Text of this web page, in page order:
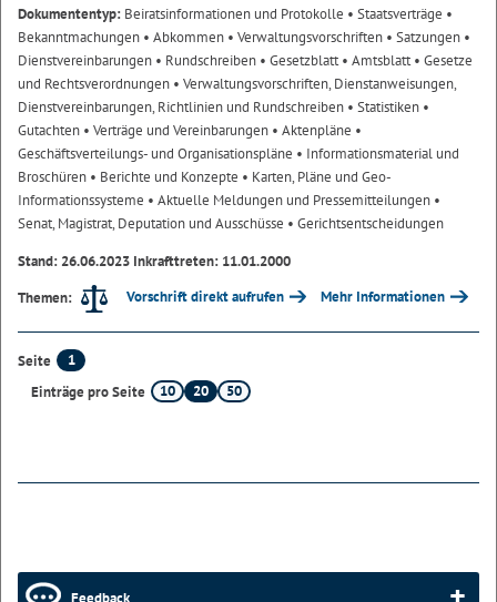
Dokumententyp: Beiratsinformationen und Protokolle • Staatsverträge •
Bekanntmachungen • Abkommen • Verwaltungsvorschriften • Satzungen •
Dienstvereinbarungen • Rundschreiben • Gesetzblatt• Amtsblatt• Gesetze
und Rechtsverordnungen • Verwaltungsvorschriften, Dienstanweisungen,
Dienstvereinbarungen, Richtlinien und Rundschreiben • Statistiken •
Gutachten • Verträge und Vereinbarungen • Aktenpläne •
Geschäftsverteilungs- und Organisationspläne • Informationsmaterial und
Broschüren • Berichte und Konzepte • Karten, Pläne und Geo-
Informationssysteme • Aktuelle Meldungen und Pressemitteilungen •
Senat, Magistrat, Deputation und Ausschüsse • Gerichtsentscheidungen
Stand: 26.06.2023 Inkrafttreten: 11.01.2000
Themen:
Vorschrift direkt aufrufen Mehr Informationen
Seite
1
Einträge pro Seite
10 20 50